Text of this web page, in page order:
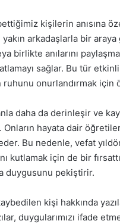
kişilerin anısına
arkadaşlarla bir
birlikte anılarını
sağlar. Bu tür
ruhunu onurlandırmak için
daha da derinleşir ve
Onların hayata dair
Bu nedenle, vefat
kutlamak için de bir
duygusunu pekiştirir.
kişi hakkında
duygularımızı ifade